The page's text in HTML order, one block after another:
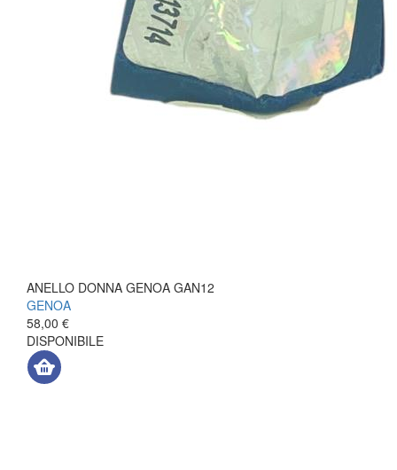
ANELLO DONNA GENOA GAN12
GENOA
58,00 €
DISPONIBILE